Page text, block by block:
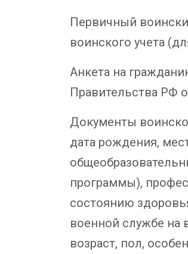
Первичный
воинского учета
Анкета на
Правительства РФ
Документы
дата рождения,
программы),
состоянию
военной службе на
возраст, пол,